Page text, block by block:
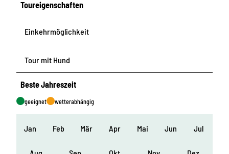
Toureigenschaften
Einkehrmöglichkeit
Tour mit Hund
Beste Jahreszeit
geeignet wetterabhängig
Jan Feb Mär Apr Mai Jun Jul